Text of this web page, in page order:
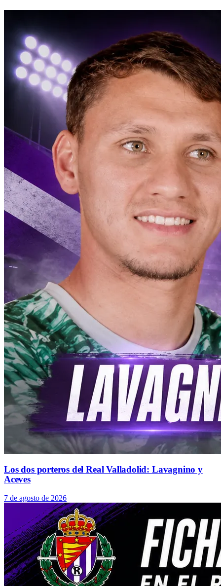
Los dos porteros del Real Valladolid: Lavagnino y
Aceves
7 de agosto de 2026